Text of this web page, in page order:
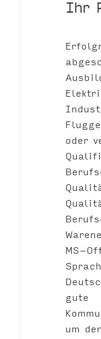
Ihr
oder
MS-
gute
um